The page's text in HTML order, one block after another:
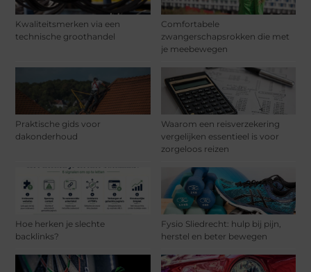
Kwaliteitsmerken via een
technische groothandel
Comfortabele
zwangerschapsrokken die met
je meebewegen
Praktische gids voor
dakonderhoud
Waarom een reisverzekering
vergelijken essentieel is voor
zorgeloos reizen
Hoe herken je slechte
backlinks?
Fysio Sliedrecht: hulp bij pijn,
herstel en beter bewegen